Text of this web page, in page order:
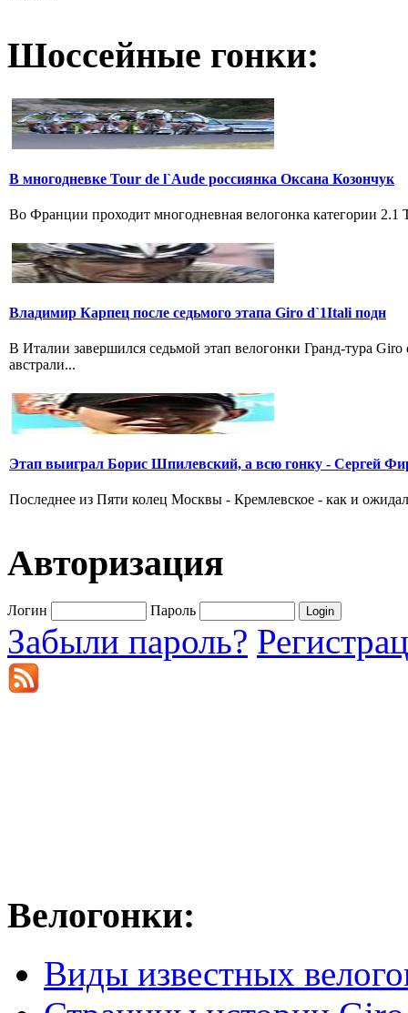
Шоссейные гонки:
В многодневке Tour de l`Aude россиянка Оксана Козончук
Во Франции проходит многодневная велогонка категории
Владимир Карпец после седьмого этапа Giro d`1Itali подн
В Италии завершился седьмой этап велогонки Гранд-тура
австрали...
Этап выиграл Борис Шпилевский, а всю гонку - Сергей
Последнее из Пяти колец Москвы - Кремлевское - как и
Авторизация
Логин Пароль
Забыли пароль?
Велогонки:
Виды известных